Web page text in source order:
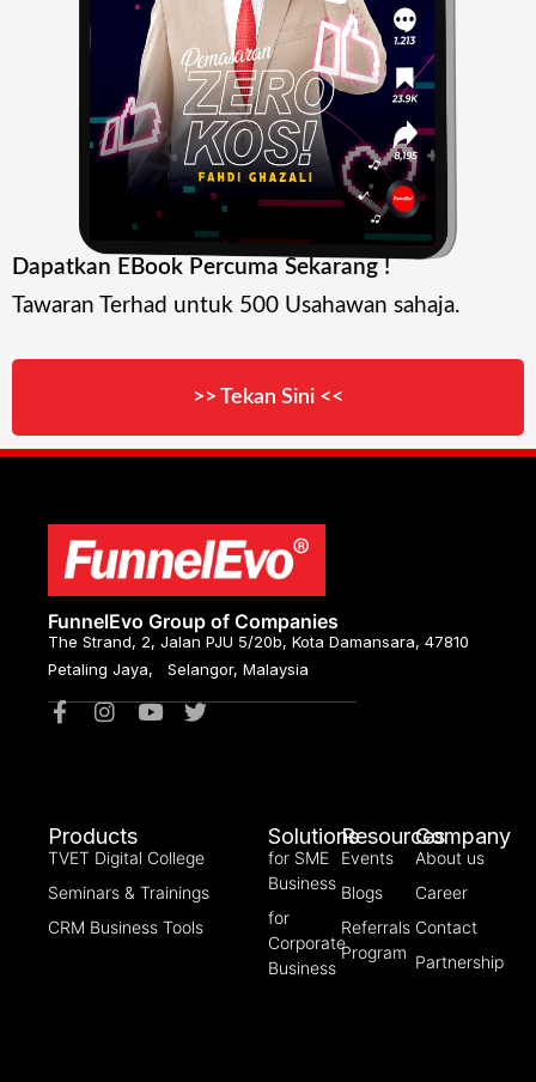
Dapatkan EBook Percuma Sekarang !
Tawaran Terhad untuk 500 Usahawan sahaja.
>> Tekan Sini <<
FunnelEvo Group of Companies
The Strand, 2, Jalan PJU 5/20b, Kota Damansara, 47810
Petaling Jaya, Selangor, Malaysia
Products
TVET Digital College
Seminars & Trainings
CRM Business Tools
Solutions
for SME
Business
for
Corporate
Business
Resources
Events
Blogs
Referrals
Program
Company
About us
Career
Contact
Partnership